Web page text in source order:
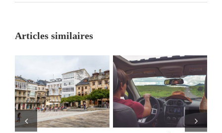
et
Articles similaires